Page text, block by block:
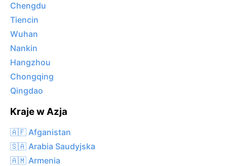
Chengdu
Tiencin
Wuhan
Nankin
Hangzhou
Chongqing
Qingdao
Kraje w Azja
🇦🇫 Afganistan
🇸🇦 Arabia Saudyjska
🇦🇲 Armenia